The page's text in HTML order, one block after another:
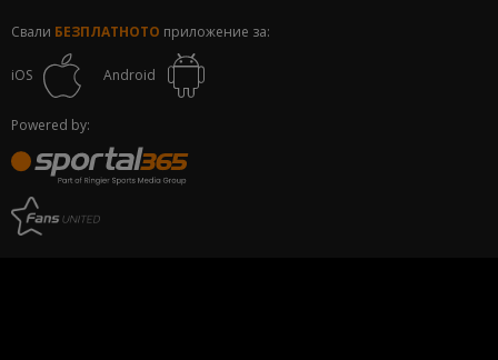
Свали БЕЗПЛАТНОТО приложение за:
iOS Android
Powered by: